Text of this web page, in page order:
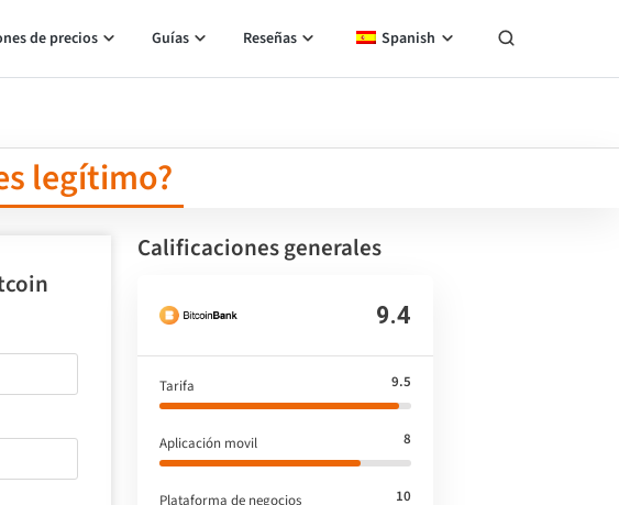
de precios Guías Reseñas Spanish
legítimo?
Calificaciones generales
9.4
Tarifa 9.5
Aplicación movil 8
Plataforma de negocios 10